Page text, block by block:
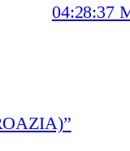
04:28:37